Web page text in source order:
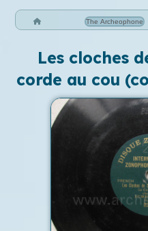
The Archeophone
Les cloches
corde au cou